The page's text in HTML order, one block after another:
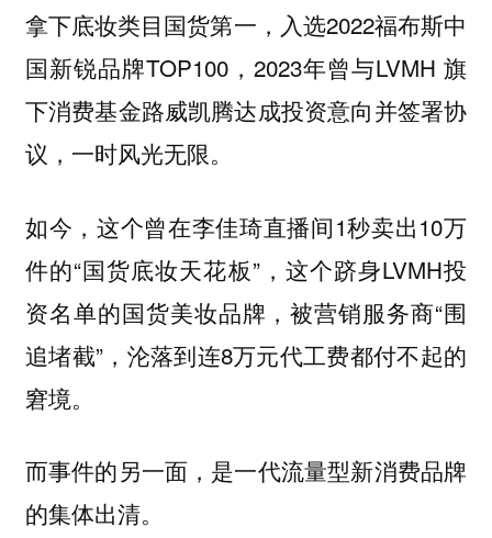
拿下底妆类目国货第一，入选2022福布斯中
国新锐品牌TOP100，2023年曾与LVMH 旗
下消费基金路威凯腾达成投资意向并签署协
议，一时风光无限。
如今，这个曾在李佳琦直播间1秒卖出10万
件的“国货底妆天花板”，这个跻身LVMH投
资名单的国货美妆品牌，被营销服务商“围
追堵截”，沦落到连8万元代工费都付不起的
窘境。
而事件的另一面，是一代流量型新消费品牌
的集体出清。